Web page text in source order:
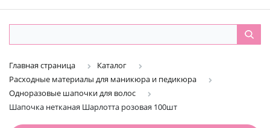
Главная страница
Каталог
Расходные материалы для маникюра и педикюра
Одноразовые шапочки для волос
Шапочка нетканая Шарлотта розовая 100шт